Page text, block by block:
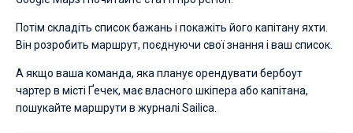
Потім складіть список бажань і покажіть його капітану яхти.
Він розробить маршрут, поєднуючи свої знання і ваш список.
А якщо ваша команда, яка планує орендувати бербоут
чартер в місті Ґечек, має власного шкіпера або капітана,
пошукайте маршрути в журналі Sailica.